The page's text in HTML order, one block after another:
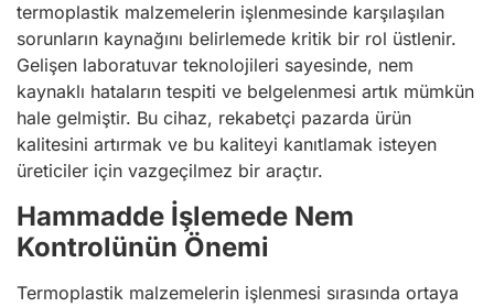
termoplastik malzemelerin işlenmesinde karşılaşılan
sorunların kaynağını belirlemede kritik bir rol üstlenir.
Gelişen laboratuvar teknolojileri sayesinde, nem
kaynaklı hataların tespiti ve belgelenmesi artık mümkün
hale gelmiştir. Bu cihaz, rekabetçi pazarda ürün
kalitesini artırmak ve bu kaliteyi kanıtlamak isteyen
üreticiler için vazgeçilmez bir araçtır.
Hammadde İşlemede Nem
Kontrolünün Önemi
Termoplastik malzemelerin işlenmesi sırasında ortaya